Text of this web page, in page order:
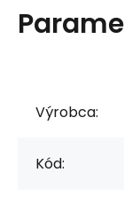
Výrobca:
Kód: